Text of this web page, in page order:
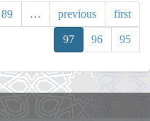
التوحيد1
first
previous
…
89
95
96
97